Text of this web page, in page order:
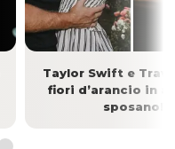
Taylor Swift e
fiori d’arancio in
sposano!